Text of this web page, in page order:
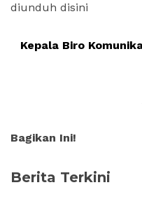
diunduh disini
Kepala Biro
Bagikan Ini!
Berita Terkini